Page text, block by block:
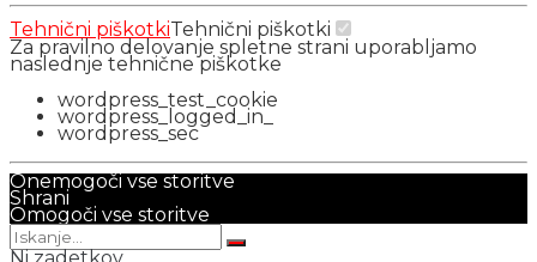
Tehnični piškotkiTehnični piškotki
Za pravilno delovanje spletne strani uporabljamo
naslednje tehnične piškotke
wordpress_test_cookie
wordpress_logged_in_
wordpress_sec
Onemogoči vse storitve
Shrani
Omogoči vse storitve